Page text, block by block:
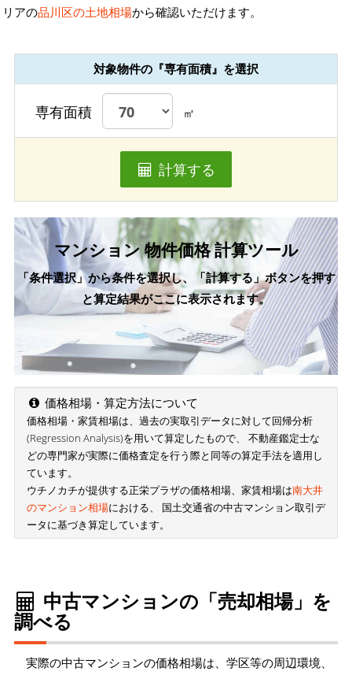
リアの品川区の土地相場から確認いただけます。
対象物件の『専有面積』を選択
専有面積 ㎡
計算する
マンション 物件価格 計算ツール
「条件選択」から条件を選択し、「計算する」ボタンを押す
と算定結果がここに表示されます。
価格相場・算定方法について
価格相場・家賃相場は、過去の実取引データに対して回帰分析
(Regression Analysis)を用いて算定したもので、 不動産鑑定士な
どの専門家が実際に価格査定を行う際と同等の算定手法を適用し
ています。
ウチノカチが提供する正栄プラザの価格相場、家賃相場は南大井
のマンション相場における、 国土交通省の中古マンション取引デ
ータに基づき算定しています。
中古マンションの「売却相場」を
調べる
実際の中古マンションの価格相場は、学区等の周辺環境、